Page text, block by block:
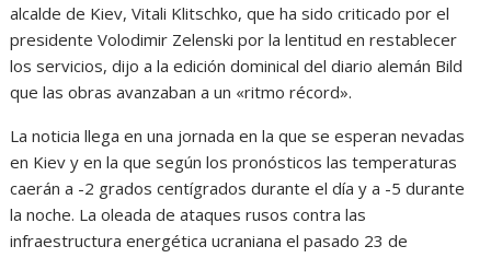
alcalde de Kiev, Vitali Klitschko, que ha sido criticado por el
presidente Volodimir Zelenski por la lentitud en restablecer
los servicios, dijo a la edición dominical del diario alemán Bild
que las obras avanzaban a un «ritmo récord».
La noticia llega en una jornada en la que se esperan nevadas
en Kiev y en la que según los pronósticos las temperaturas
caerán a -2 grados centígrados durante el día y a -5 durante
la noche. La oleada de ataques rusos contra las
infraestructura energética ucraniana el pasado 23 de